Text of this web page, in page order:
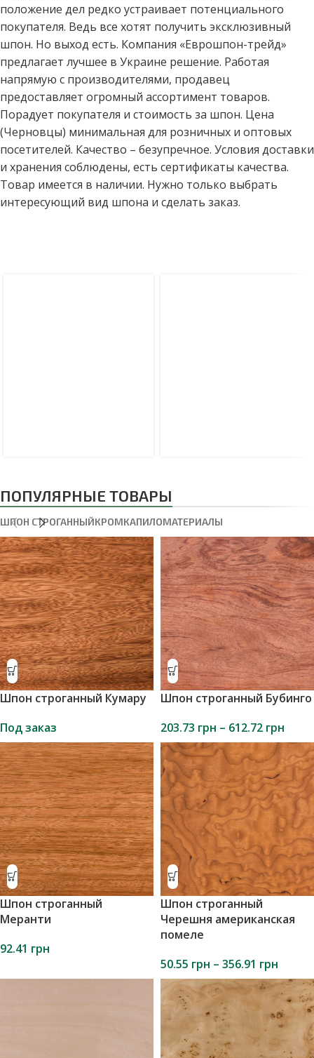
положение дел редко устраивает потенциального
покупателя. Ведь все хотят получить эксклюзивный
шпон. Но выход есть. Компания «Еврошпон-трейд»
предлагает лучшее в Украине решение. Работая
напрямую с производителями, продавец
предоставляет огромный ассортимент товаров.
Порадует покупателя и стоимость за шпон. Цена
(Черновцы) минимальная для розничных и оптовых
посетителей. Качество – безупречное. Условия доставки
и хранения соблюдены, есть сертификаты качества.
Товар имеется в наличии. Нужно только выбрать
интересующий вид шпона и сделать заказ.
Мебельная кромка
натуральная
ПОПУЛЯРНЫЕ ТОВАРЫ
ШПОН СТРОГАННЫЙКРОМКАПИЛОМАТЕРИАЛЫ
Шпон строганный Кумару
Под заказ
Шпон строганный Бубинго
203.73 грн – 612.72 грн
Шпон строганный
Меранти
92.41 грн
Шпон строганный
Черешня американская
помеле
50.55 грн – 356.91 грн